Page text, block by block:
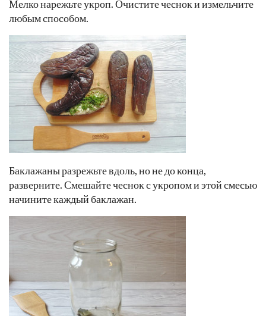
Мелко нарежьте укроп. Очистите чеснок и измельчите
любым способом.
Баклажаны разрежьте вдоль, но не до конца,
разверните. Смешайте чеснок с укропом и этой смесью
начините каждый баклажан.